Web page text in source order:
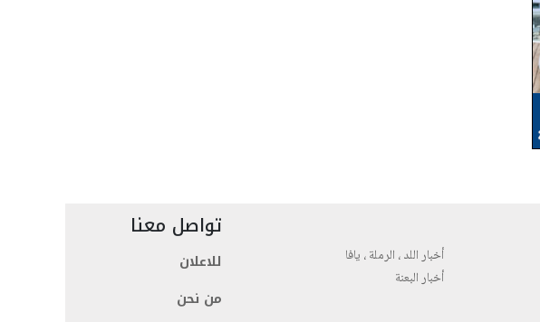
أخبار اللد ، الرملة ، يافا
أخبار البعنة
تواصل معنا
للاعلان
من نحن